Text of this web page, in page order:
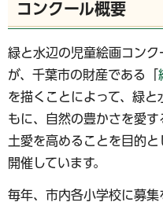
コンクール概要
緑と水辺の児童絵画コン
が、千葉市の財産である「
を描くことによって、緑
もに、自然の豊かさを愛
土愛を高めることを目的
開催しています。
毎年、市内各小学校に募